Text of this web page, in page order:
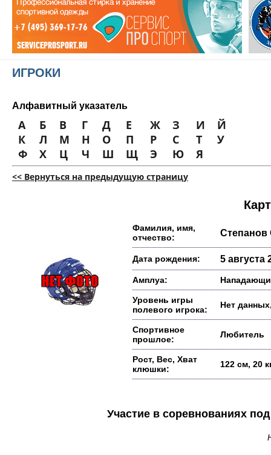
ИГРОКИ
Алфавитный указатель
А Б В Г Д Е Ж З И
Й
К
Л М Н О П Р С Т
У
Ф
Х Ц Ч Ш Щ Э Ю Я
<< Вернуться на предыдущую страницу
Фамилия, имя,
отчество:
Степанов
Дата рождения: 5 августа
Амплуа:
Уровень игры
полевого игрока:
Нет
Спортивное
прошлое:
Любитель
Рост, Вес, Хват
клюшки:
122 см, 20
Участие в соревнованиях